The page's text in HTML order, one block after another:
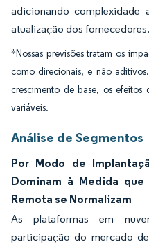
adicionando complexidade
atualização dos fornecedores.
*Nossas previsões tratam os
como direcionais, e não
crescimento de base, os efeitos
variáveis.
Análise de Segmentos
Por Modo de
Dominam à Medida
Remota se Normalizam
As plataformas em
participação do mercado